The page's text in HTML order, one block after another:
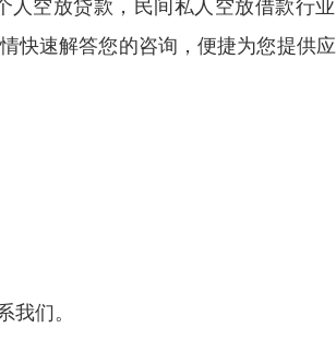
空放贷款，民间私人空放借款行
快速解答您的咨询，便捷为您提供
们。